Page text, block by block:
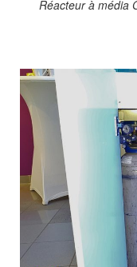
Réacteur à média